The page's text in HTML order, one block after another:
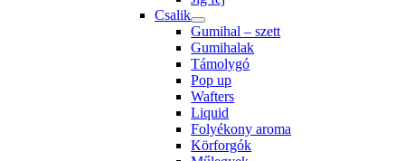
Csalik
Gumihal – szett
Gumihalak
Támolygó
Pop up
Wafters
Liquid
Folyékony aroma
Körforgók